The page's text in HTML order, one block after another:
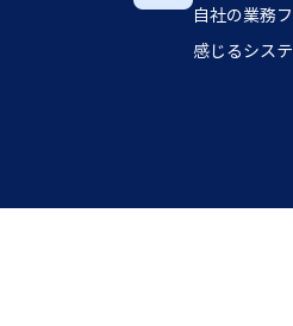
自社の業務
感じるシス